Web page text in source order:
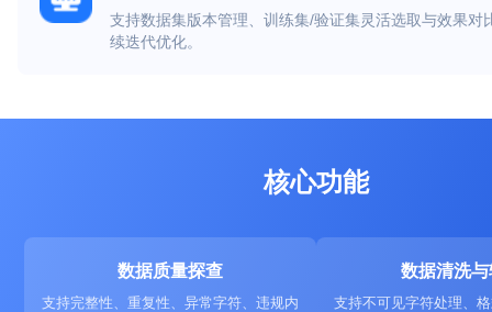
支持数据集版本管理、训练集/验证集灵活选取与效果对
续迭代优化。
核心功能
数据质量探查
支持完整性、重复性、异常字符、违规内
数据清洗
支持不可见字符处理、